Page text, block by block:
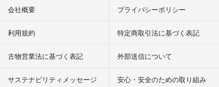
会社概要 プライバシーポリシー
利用規約 特定商取引法に基づく表記
古物営業法に基づく表記 外部送信について
サステナビリティメッセージ 安心・安全のための取り組み